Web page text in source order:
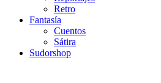
Retro
Fantasía
Cuentos
Sátira
Sudorshop